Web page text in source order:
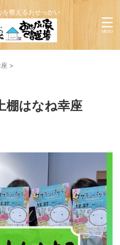
を整えるおせっかい
>
棚はなね幸座